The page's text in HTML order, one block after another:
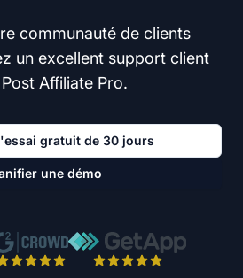
communauté de clients
un excellent support client
Affiliate Pro.
gratuit de 30 jours
une démo